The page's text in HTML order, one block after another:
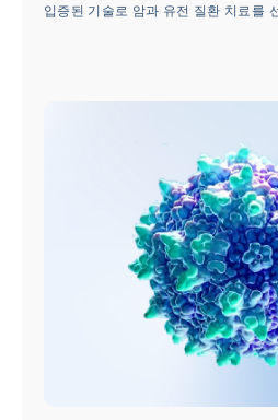
입증된 기술로 암과 유전 질환 치료를